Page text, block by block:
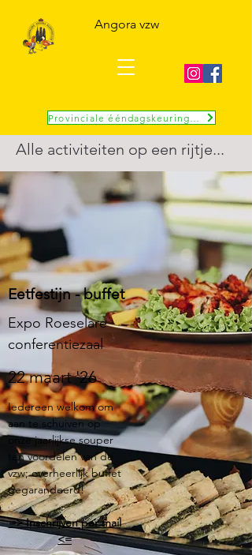
Angora vzw
Alle activiteiten op een rijtje...
Eetfestijn - buffet
Expo Roeselare
conferentiezaal
22 maart '26
Iedereen welkom om
aan te schuiven op
onze jaarlijkse souper
ten voordelen van de
vzw; overheerlijk buffet
gegarandeerd!
=> Inschrijven per mail
<=